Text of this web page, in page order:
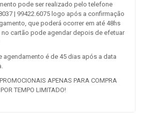
pode ser realizado pelo telefone
| 99422.6075 logo após a confirmação
que poderá ocorrer em até 48hs
no cartão pode agendar depois de efetuar
agendamento é de 45 dias após a data
APENAS PARA COMPRA
TEMPO LIMITADO!